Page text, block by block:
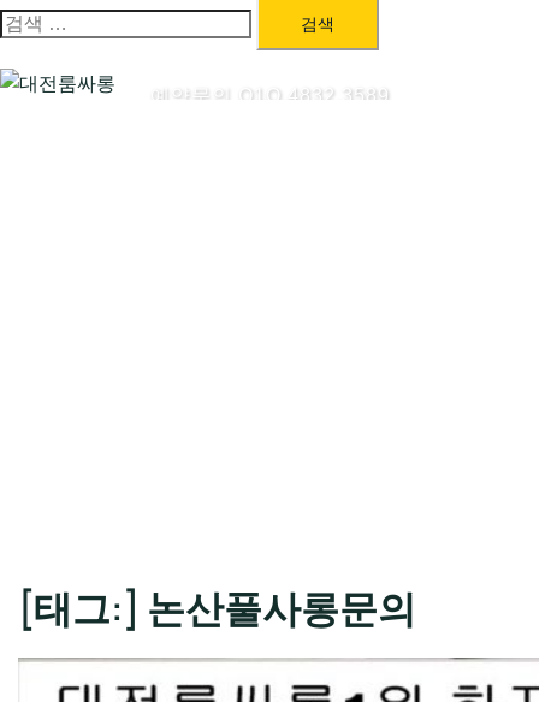
menu
검
대전룸싸롱 1위 하지원팀장
예약문의 O1O.4832.3589
[태그:] 논산풀사롱문의